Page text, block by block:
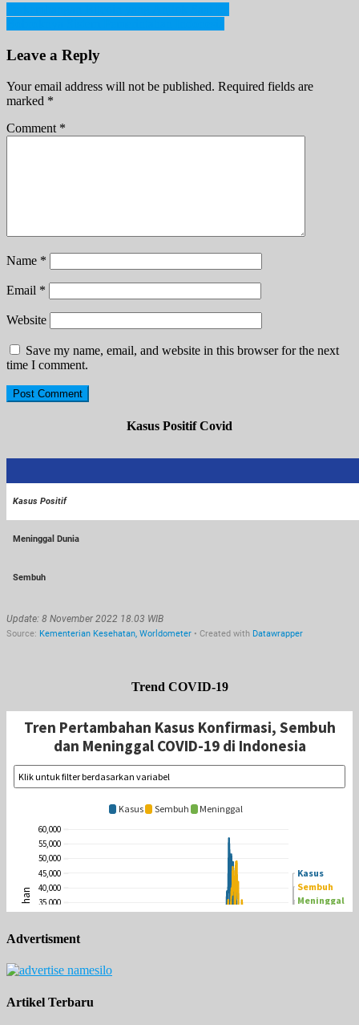
Post
navigation
Leave a Reply
Your email address will not be published. Required fields are
marked *
Comment *
Name *
Email *
Website
Save my name, email, and website in this browser for the next
time I comment.
Kasus Positif Covid
Trend COVID-19
Advertisment
Artikel Terbaru